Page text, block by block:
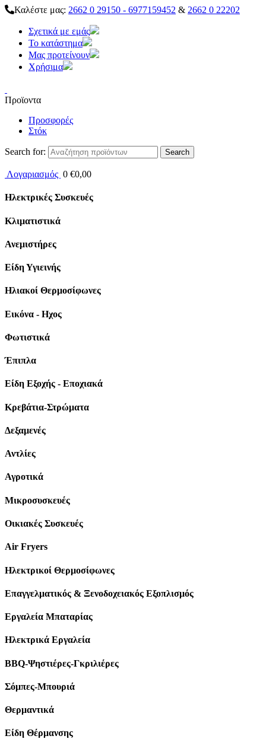
Καλέστε μας: 2662 0 29150 - 6977159452 & 2662 0 22202
Σχετικά με εμάς
Το κατάστημα
Μας προτείνουν
Χρήσιμα
Προϊοντα
Προσφορές
Στόκ
Search for:
Λογαριασμός 0 €0,00
Ηλεκτρικές Συσκευές
Κλιματιστικά
Ανεμιστήρες
Είδη Υγιεινής
Ηλιακοί Θερμοσίφωνες
Εικόνα - Ηχος
Φωτιστικά
Έπιπλα
Είδη Εξοχής - Εποχιακά
Κρεβάτια-Στρώματα
Δεξαμενές
Αντλίες
Αγροτικά
Μικροσυσκευές
Οικιακές Συσκευές
Air Fryers
Ηλεκτρικοί Θερμοσίφωνες
Επαγγελματικός & Ξενοδοχειακός Εξοπλισμός
Εργαλεία Μπαταρίας
Ηλεκτρικά Εργαλεία
BBQ-Ψηστιέρες-Γκριλιέρες
Σόμπες-Μπουριά
Θερμαντικά
Είδη Θέρμανσης